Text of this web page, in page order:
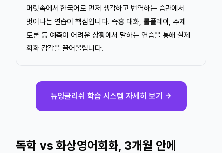
머릿속에서 한국어로 먼저 생각하고 번역하는 습관에서
벗어나는 연습이 핵심입니다. 즉흥 대화, 롤플레이, 주제
토론 등 예측이 어려운 상황에서 말하는 연습을 통해 실제
회화 감각을 끌어올립니다.
뉴잉글리쉬 학습 시스템 자세히 보기 →
독학 vs 화상영어회화, 3개월 안에